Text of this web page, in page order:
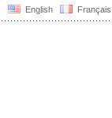
English Français